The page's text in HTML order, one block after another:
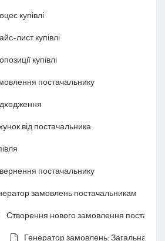
купівлі
лист купівлі
купівлі
постачальнику
від постачальника
постачальнику
замовлень постачальникам
Створення нового замовлення
Генератор замовлень: Загальна